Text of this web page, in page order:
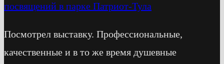
посвящений в парке Патриот-Тула
Посмотрел выставку. Профессиональные,
качественные и в то же время душевные